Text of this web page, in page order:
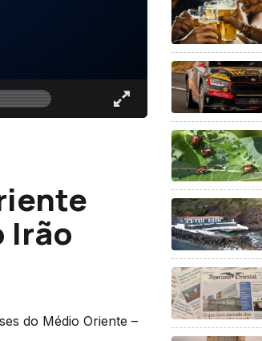
Irão
do Médio Oriente –